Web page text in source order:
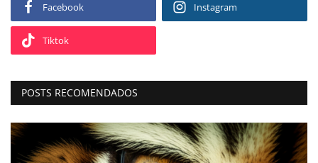
Facebook Instagram
Tiktok
POSTS RECOMENDADOS